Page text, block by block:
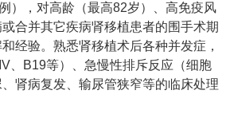
），对高龄（最高82岁）、高免疫风
合并其它疾病肾移植患者的围手术期
经验。熟悉肾移植术后各种并发症，
、B19等）、急慢性排斥反应（细胞
肾病复发、输尿管狭窄等的临床处理